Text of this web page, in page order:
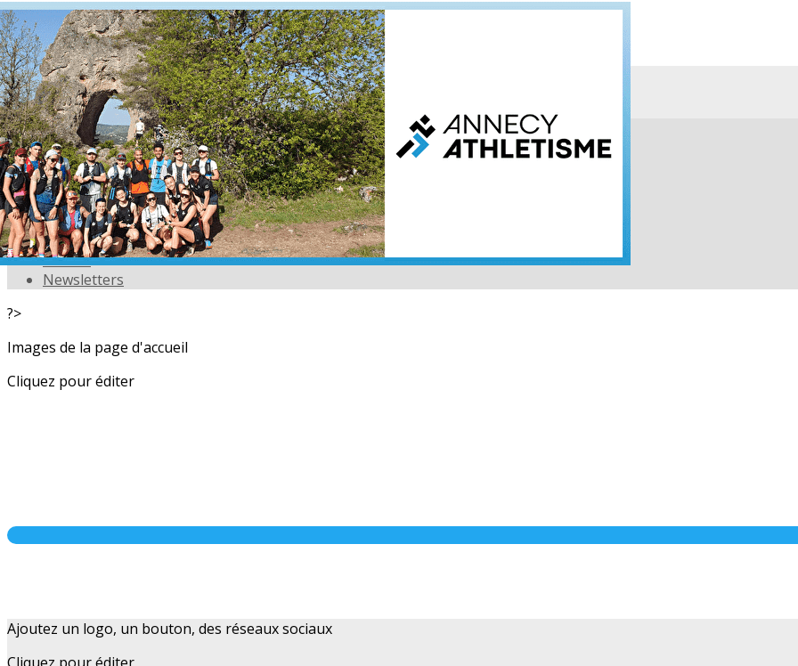
Exporter les lignes sélectionnées
Exporter toutes les colonnes
Exporter uniquement les colonnes affichées
Menu
<
>
L'équipe
Nos partenaires
Actualités
Calendrier
Photos
Newsletters
?>
Images de la page d'accueil
Cliquez pour éditer
Ajoutez un logo, un bouton, des réseaux sociaux